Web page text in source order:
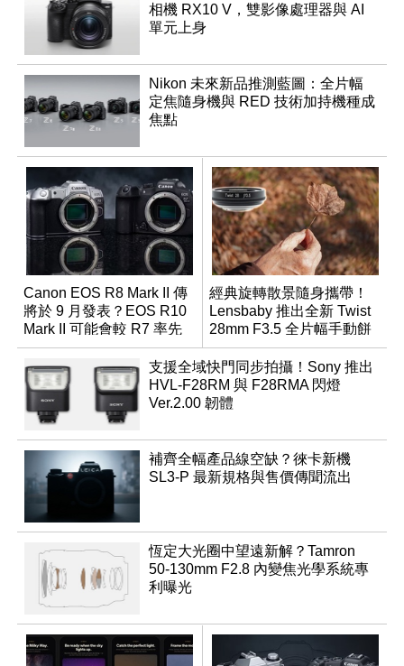
相機 RX10 V，雙影像處理器與 AI
單元上身
Nikon 未來新品推測藍圖：全片幅
定焦隨身機與 RED 技術加持機種成
焦點
Canon EOS R8 Mark II 傳
將於 9 月發表？EOS R10
Mark II 可能會較 R7 率先
推出
經典旋轉散景隨身攜帶！
Lensbaby 推出全新 Twist
28mm F3.5 全片幅手動餅
乾鏡
支援全域快門同步拍攝！Sony 推出
HVL-F28RM 與 F28RMA 閃燈
Ver.2.00 韌體
補齊全幅產品線空缺？徠卡新機
SL3-P 最新規格與售價傳聞流出
恆定大光圈中望遠新解？Tamron
50-130mm F2.8 內變焦光學系統專
利曝光